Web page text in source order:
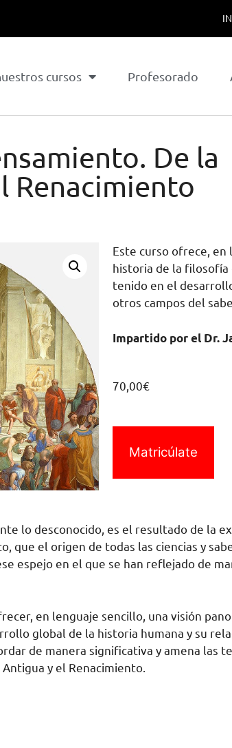
cursos Profesorado
De la
Renacimiento
Este curso ofrece, en
historia de la filosofía
tenido en el
otros campos del
Impartido por el Dr.
70,00€
Matricúlate
lo desconocido, es el resultado de la
que el origen de todas las ciencias y
espejo en el que se han reflejado de
en lenguaje sencillo, una visión
global de la historia humana y su
de manera significativa y amena las
y el Renacimiento.